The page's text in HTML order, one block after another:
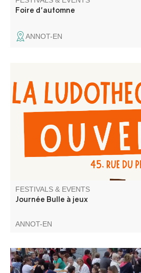
Foire d'automne
ANNOT-EN
Venez jouer et/ou emprunter des
Ludothèque Bulles à jeux
FESTIVALS & EVENTS
Journée Bulle à jeux
ANNOT-EN
Under the plane trees, the Comité